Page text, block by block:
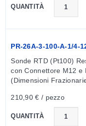
Le sonde PR-22
QUANTITÀ
PR-26A-3-100-A-1/4-
Sonde RTD (Pt100)
con Connettore M12 e
(Dimensioni
210,90 € / pezzo
QUANTITÀ